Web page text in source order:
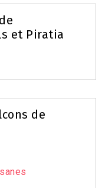
et Piratia
de